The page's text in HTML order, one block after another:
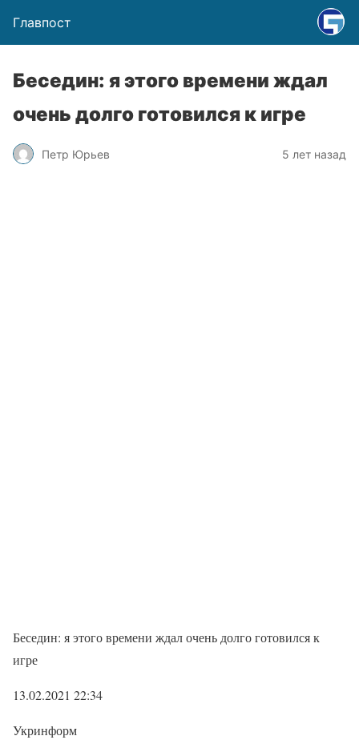
Главпост
Беседин: я этого времени ждал
очень долго готовился к игре
Петр Юрьев 5 лет назад
Беседин: я этого времени ждал очень долго готовился к
игре
13.02.2021 22:34
Укринформ